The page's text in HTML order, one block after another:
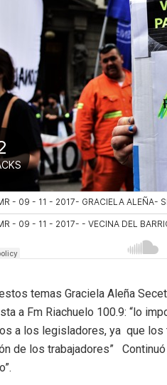
temas Graciela Aleña
a Fm Riachuelo 100.9: “lo
a los legisladores, ya que
de los trabajadores”